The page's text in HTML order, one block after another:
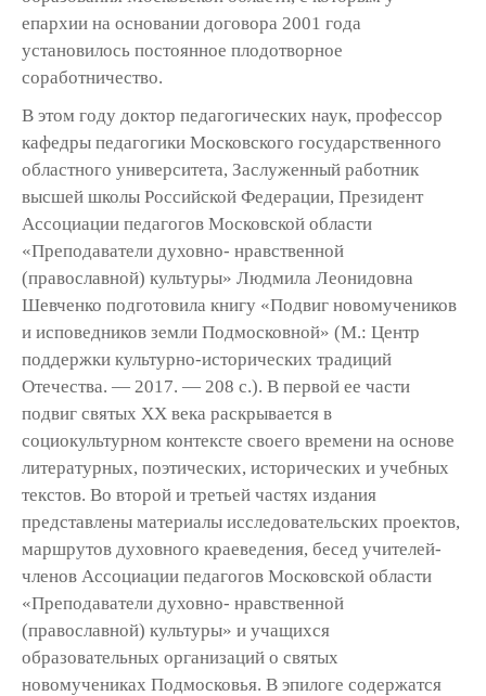
епархии на основании договора 2001 года
установилось постоянное плодотворное
соработничество.
В этом году доктор педагогических наук, профессор
кафедры педагогики Московского государственного
областного университета, Заслуженный работник
высшей школы Российской Федерации, Президент
Ассоциации педагогов Московской области
«Преподаватели духовно- нравственной
(православной) культуры» Людмила Леонидовна
Шевченко подготовила книгу «Подвиг новомучеников
и исповедников земли Подмосковной» (М.: Центр
поддержки культурно-исторических традиций
Отечества. — 2017. — 208 с.). В первой ее части
подвиг святых ХХ века раскрывается в
социокультурном контексте своего времени на основе
литературных, поэтических, исторических и учебных
текстов. Во второй и третьей частях издания
представлены материалы исследовательских проектов,
маршрутов духовного краеведения, бесед учителей-
членов Ассоциации педагогов Московской области
«Преподаватели духовно- нравственной
(православной) культуры» и учащихся
образовательных организаций о святых
новомучениках Подмосковья. В эпилоге содержатся